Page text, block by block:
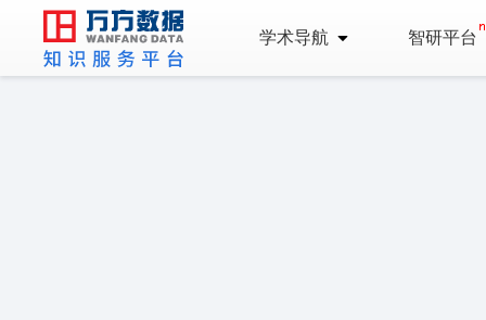
学术导航 智研平台